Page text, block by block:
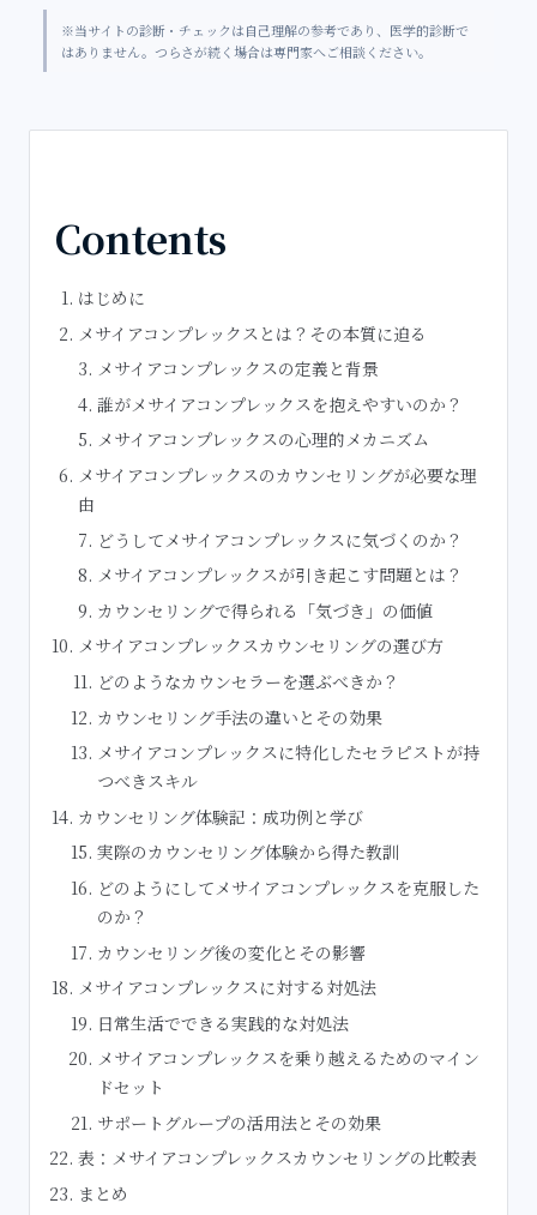
※当サイトの診断・チェックは自己理解の参考であり、医学的診断で
はありません。つらさが続く場合は専門家へご相談ください。
Contents
はじめに
メサイアコンプレックスとは？その本質に迫る
メサイアコンプレックスの定義と背景
誰がメサイアコンプレックスを抱えやすいのか？
メサイアコンプレックスの心理的メカニズム
メサイアコンプレックスのカウンセリングが必要な理
由
どうしてメサイアコンプレックスに気づくのか？
メサイアコンプレックスが引き起こす問題とは？
カウンセリングで得られる「気づき」の価値
メサイアコンプレックスカウンセリングの選び方
どのようなカウンセラーを選ぶべきか？
カウンセリング手法の違いとその効果
メサイアコンプレックスに特化したセラピストが持
つべきスキル
カウンセリング体験記：成功例と学び
実際のカウンセリング体験から得た教訓
どのようにしてメサイアコンプレックスを克服した
のか？
カウンセリング後の変化とその影響
メサイアコンプレックスに対する対処法
日常生活でできる実践的な対処法
メサイアコンプレックスを乗り越えるためのマイン
ドセット
サポートグループの活用法とその効果
表：メサイアコンプレックスカウンセリングの比較表
まとめ